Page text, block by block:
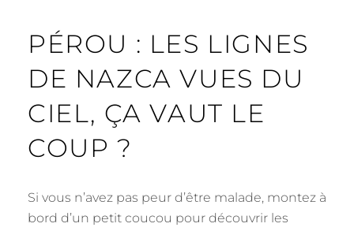
PÉROU : LES LIGNES
DE NAZCA VUES DU
CIEL, ÇA VAUT LE
COUP ?
Si vous n’avez pas peur d’être malade, montez à
bord d’un petit coucou pour découvrir les